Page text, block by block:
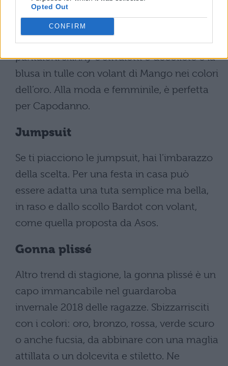
Opted Out
CONFIRM
Blusa tulle con volant
Un’altra alternativa da abbinare con
pantaloni skinny e stivaletti o décolleté è la
blusa in tulle con volant di Mango nei colori
dell’oro. Alla moda e femminile, è perfetta
per Capodanno.
Jumpsuit
Se ti piacciono le jumpsuit, hai l’imbarazzo
della scelta. Per una festa in casa può
essere adatta una tuta semplice ma bella,
in raso e dallo scollo Bardot con volant,
come quella proposta da Asos.
Gonna plissé
Altro trend di stagione, la gonna plissé è un
capo immancabile nel guardaroba
invernale 2018 delle ragazze. Sbizzarrisciti
con i colori: oro, bronzo, rossa, verde scuro
o anche fucsia, da abbinare con una maglia
attillata o un dolcevita e stiletto. Ne